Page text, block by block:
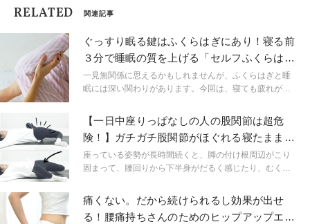
RELATED 関連記事
ぐっすり眠る鍵はふくらはぎにあり！寝る前
３分で睡眠の質を上げる「セルフふくらはぎ
ほぐし」
一見無関係に思えるかもしれませんが、ふくらはぎと睡
眠には深い関わりがあります。今回は、寝ても疲れが取
め！ふくらはぎをほぐして快眠へ導くセルフケアのご紹
介です。道具不要、自分の手も使わないので、負担をか
けず楽にほぐせますよ！
【一日中座りっぱなしの人の股関節は超危
険！】ガチガチ股関節がほぐれる寝たままス
トレッチ
座っている姿勢が長時間続くと、脚の付け根周辺がこり
固まって、腰回りから下半身がだるく感じたり、むくみ
の股関節周りスッキリストレッチをご紹介。疲れた時で
もトライしやすい、ベッドの上でできる内容になってい
ます。
痛くない。だから続けられるし効果が出せ
る！腰痛持ちさんのためのヒップアップエク